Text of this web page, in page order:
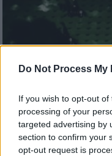
Do Not Process
If you wish to opt-out
processing of your
targeted advertising by
section to confirm your
opt-out request is
Θέατρο |12.11.2022